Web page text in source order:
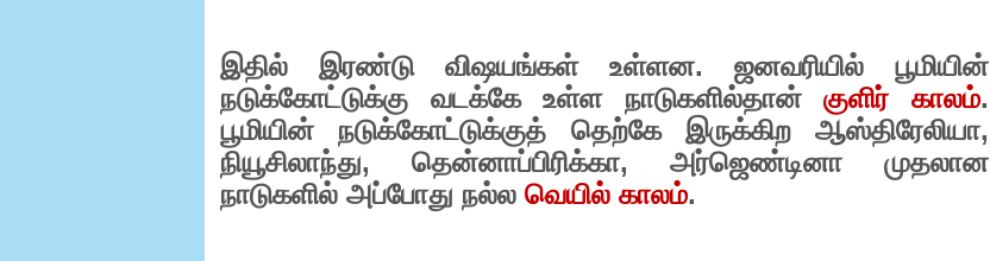
இதில் இரண்டு விஷயங்கள் உள்ளன. ஜனவரியில் பூமியின்
நடுக்கோட்டுக்கு வடக்கே உள்ள நாடுகளில்தான்குளிர் காலம்.
பூமியின் நடுக்கோட்டுக்குத் தெற்கே இருக்கிற ஆஸ்திரேலியா,
நியூசிலாந்து, தென்னாப்பிரிக்கா, அர்ஜெண்டினா முதலான
நாடுகளில் அப்போது நல்ல வெயில் காலம்.